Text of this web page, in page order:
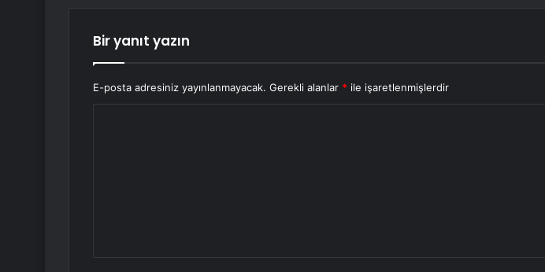
Bir yanıt yazın
E-posta adresiniz yayınlanmayacak. Gerekli alanlar * ile işaretlenmişlerdir